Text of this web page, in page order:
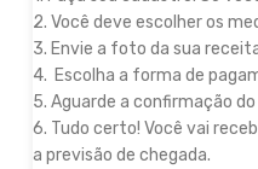
2. Você deve escolher os
3. Envie a foto da sua
4. Escolha a forma de
5. Aguarde a confirmação
6. Tudo certo! Você vai
a previsão de chegada.